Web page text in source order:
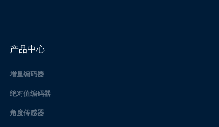
产品中心
增量编码器
绝对值编码器
角度传感器